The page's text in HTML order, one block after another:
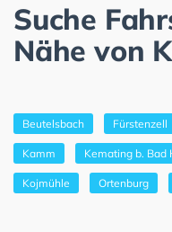
Suche
Nähe von
Beutelsbach Fürstenzell
Kamm Kemating b. Bad
Kojmühle Ortenburg